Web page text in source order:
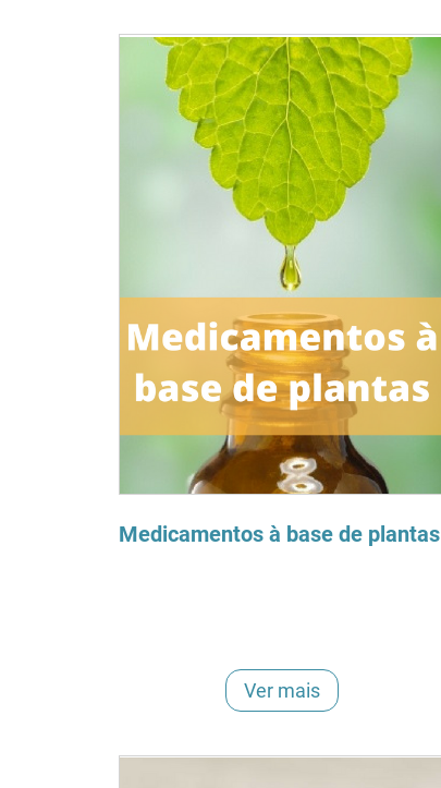
Medicamentos à base de plantas
Ver mais